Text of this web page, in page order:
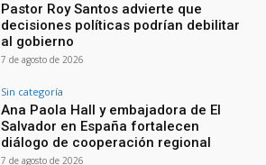
Pastor Roy Santos advierte que
decisiones políticas podrían debilitar
al gobierno
7 de agosto de 2026
Sin categoría
Ana Paola Hall y embajadora de El
Salvador en España fortalecen
diálogo de cooperación regional
7 de agosto de 2026